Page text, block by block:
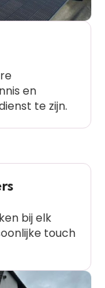
en
te zijn.
bij elk
touch